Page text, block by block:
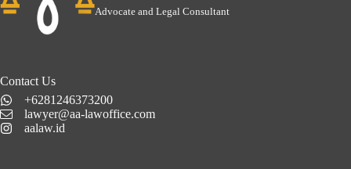
Advocate and Legal Consultant
Contact Us
+6281246373200
lawyer@aa-lawoffice.com
aalaw.id